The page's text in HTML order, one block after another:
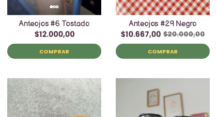
Anteojos #6 Tostado
$12.000,00
COMPRAR
Anteojos #29 Negro
$10.667,00 $20.000,00
COMPRAR